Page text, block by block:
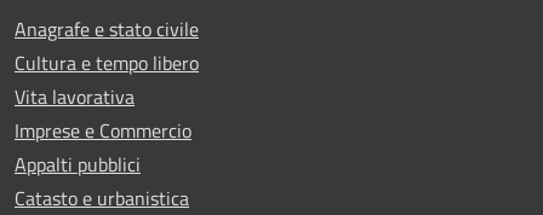
Anagrafe e stato civile
Cultura e tempo libero
Vita lavorativa
Imprese e Commercio
Appalti pubblici
Catasto e urbanistica